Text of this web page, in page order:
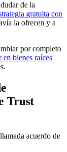
de la
gratuita con
la ofrecen y a
por completo
bienes raíces
Trust
acuerdo de